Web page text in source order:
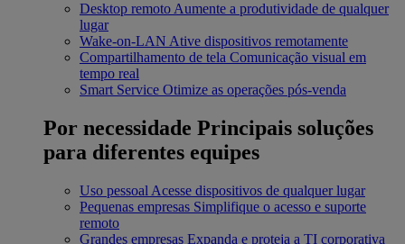
Desktop remoto Aumente a produtividade de qualquer
lugar
Wake-on-LAN Ative dispositivos remotamente
Compartilhamento de tela Comunicação visual em
tempo real
Smart Service Otimize as operações pós-venda
Por necessidade Principais soluções
para diferentes equipes
Uso pessoal Acesse dispositivos de qualquer lugar
Pequenas empresas Simplifique o acesso e suporte
remoto
Grandes empresas Expanda e proteja a TI corporativa